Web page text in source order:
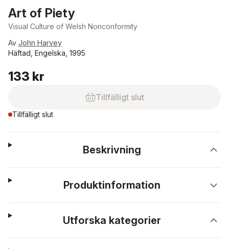
Art of Piety
Visual Culture of Welsh Nonconformity
Av John Harvey
Häftad, Engelska, 1995
133 kr
Tillfälligt slut
Tillfälligt slut
Beskrivning
Produktinformation
Utforska kategorier